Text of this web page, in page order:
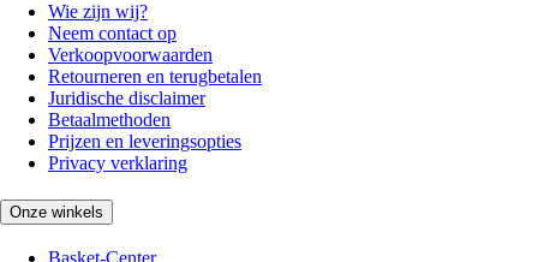
Wie zijn wij?
Neem contact op
Verkoopvoorwaarden
Retourneren en terugbetalen
Juridische disclaimer
Betaalmethoden
Prijzen en leveringsopties
Privacy verklaring
Onze winkels
Basket-Center